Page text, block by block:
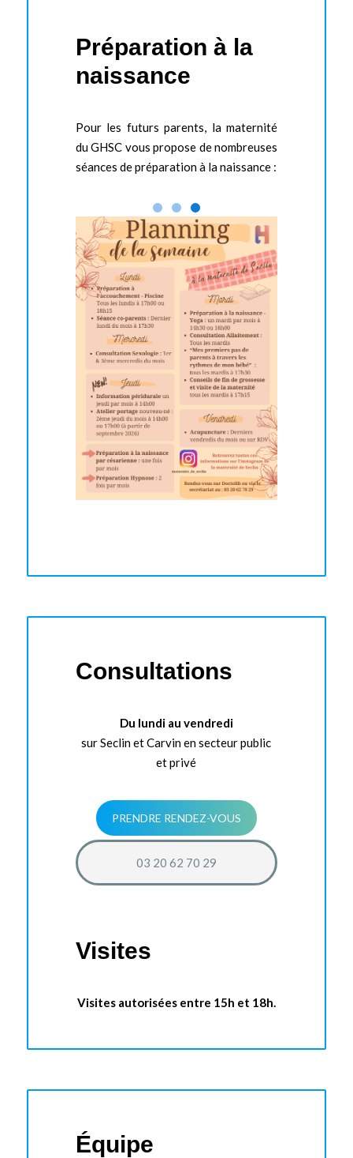
Préparation à la
naissance
Pour les futurs parents, la maternité
du GHSC vous propose de nombreuses
séances de préparation à la naissance :
Consultations
Du lundi au vendredi
sur Seclin et Carvin en secteur public
et privé
PRENDRE RENDEZ-VOUS
03 20 62 70 29
Visites
Visites autorisées entre 15h et 18h.
Équipe